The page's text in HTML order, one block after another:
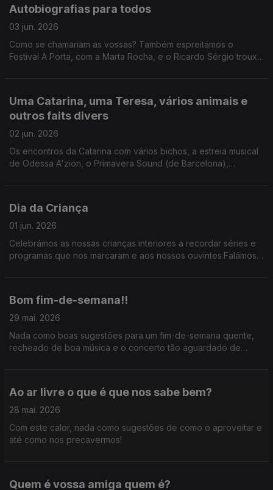
Autobiografias para todos
03 jun. 2026
Como se chamariam as vossas? Também espreitámos o
Festival A Porta, com a Marta Rocha, e o Ricardo Sérgio trouxe
Uma Catarina, uma Teresa, vários animais e
outros faits divers
02 jun. 2026
Os encontros da Catarina com vários bichos, a estreia musical
de Odessa A'zion, o Primavera Sound (de Barcelona),
Dia da Criança
01 jun. 2026
Celebrámos as nossas crianças interiores a recordar séries e
programas que nos marcaram e aos nossos ouvintes.Falámos
Bom fim-de-semana!!
29 mai. 2026
Nada como boas sugestões para um fim-de-semana quente,
recheado de boa música e o concerto tão aguardado de
Ao ar livre o que é que nos sabe bem?
28 mai. 2026
Com este calor, nada como sugestões de como o aproveitar e
até como nos precavermos!
Quem é vossa amiga quem é?